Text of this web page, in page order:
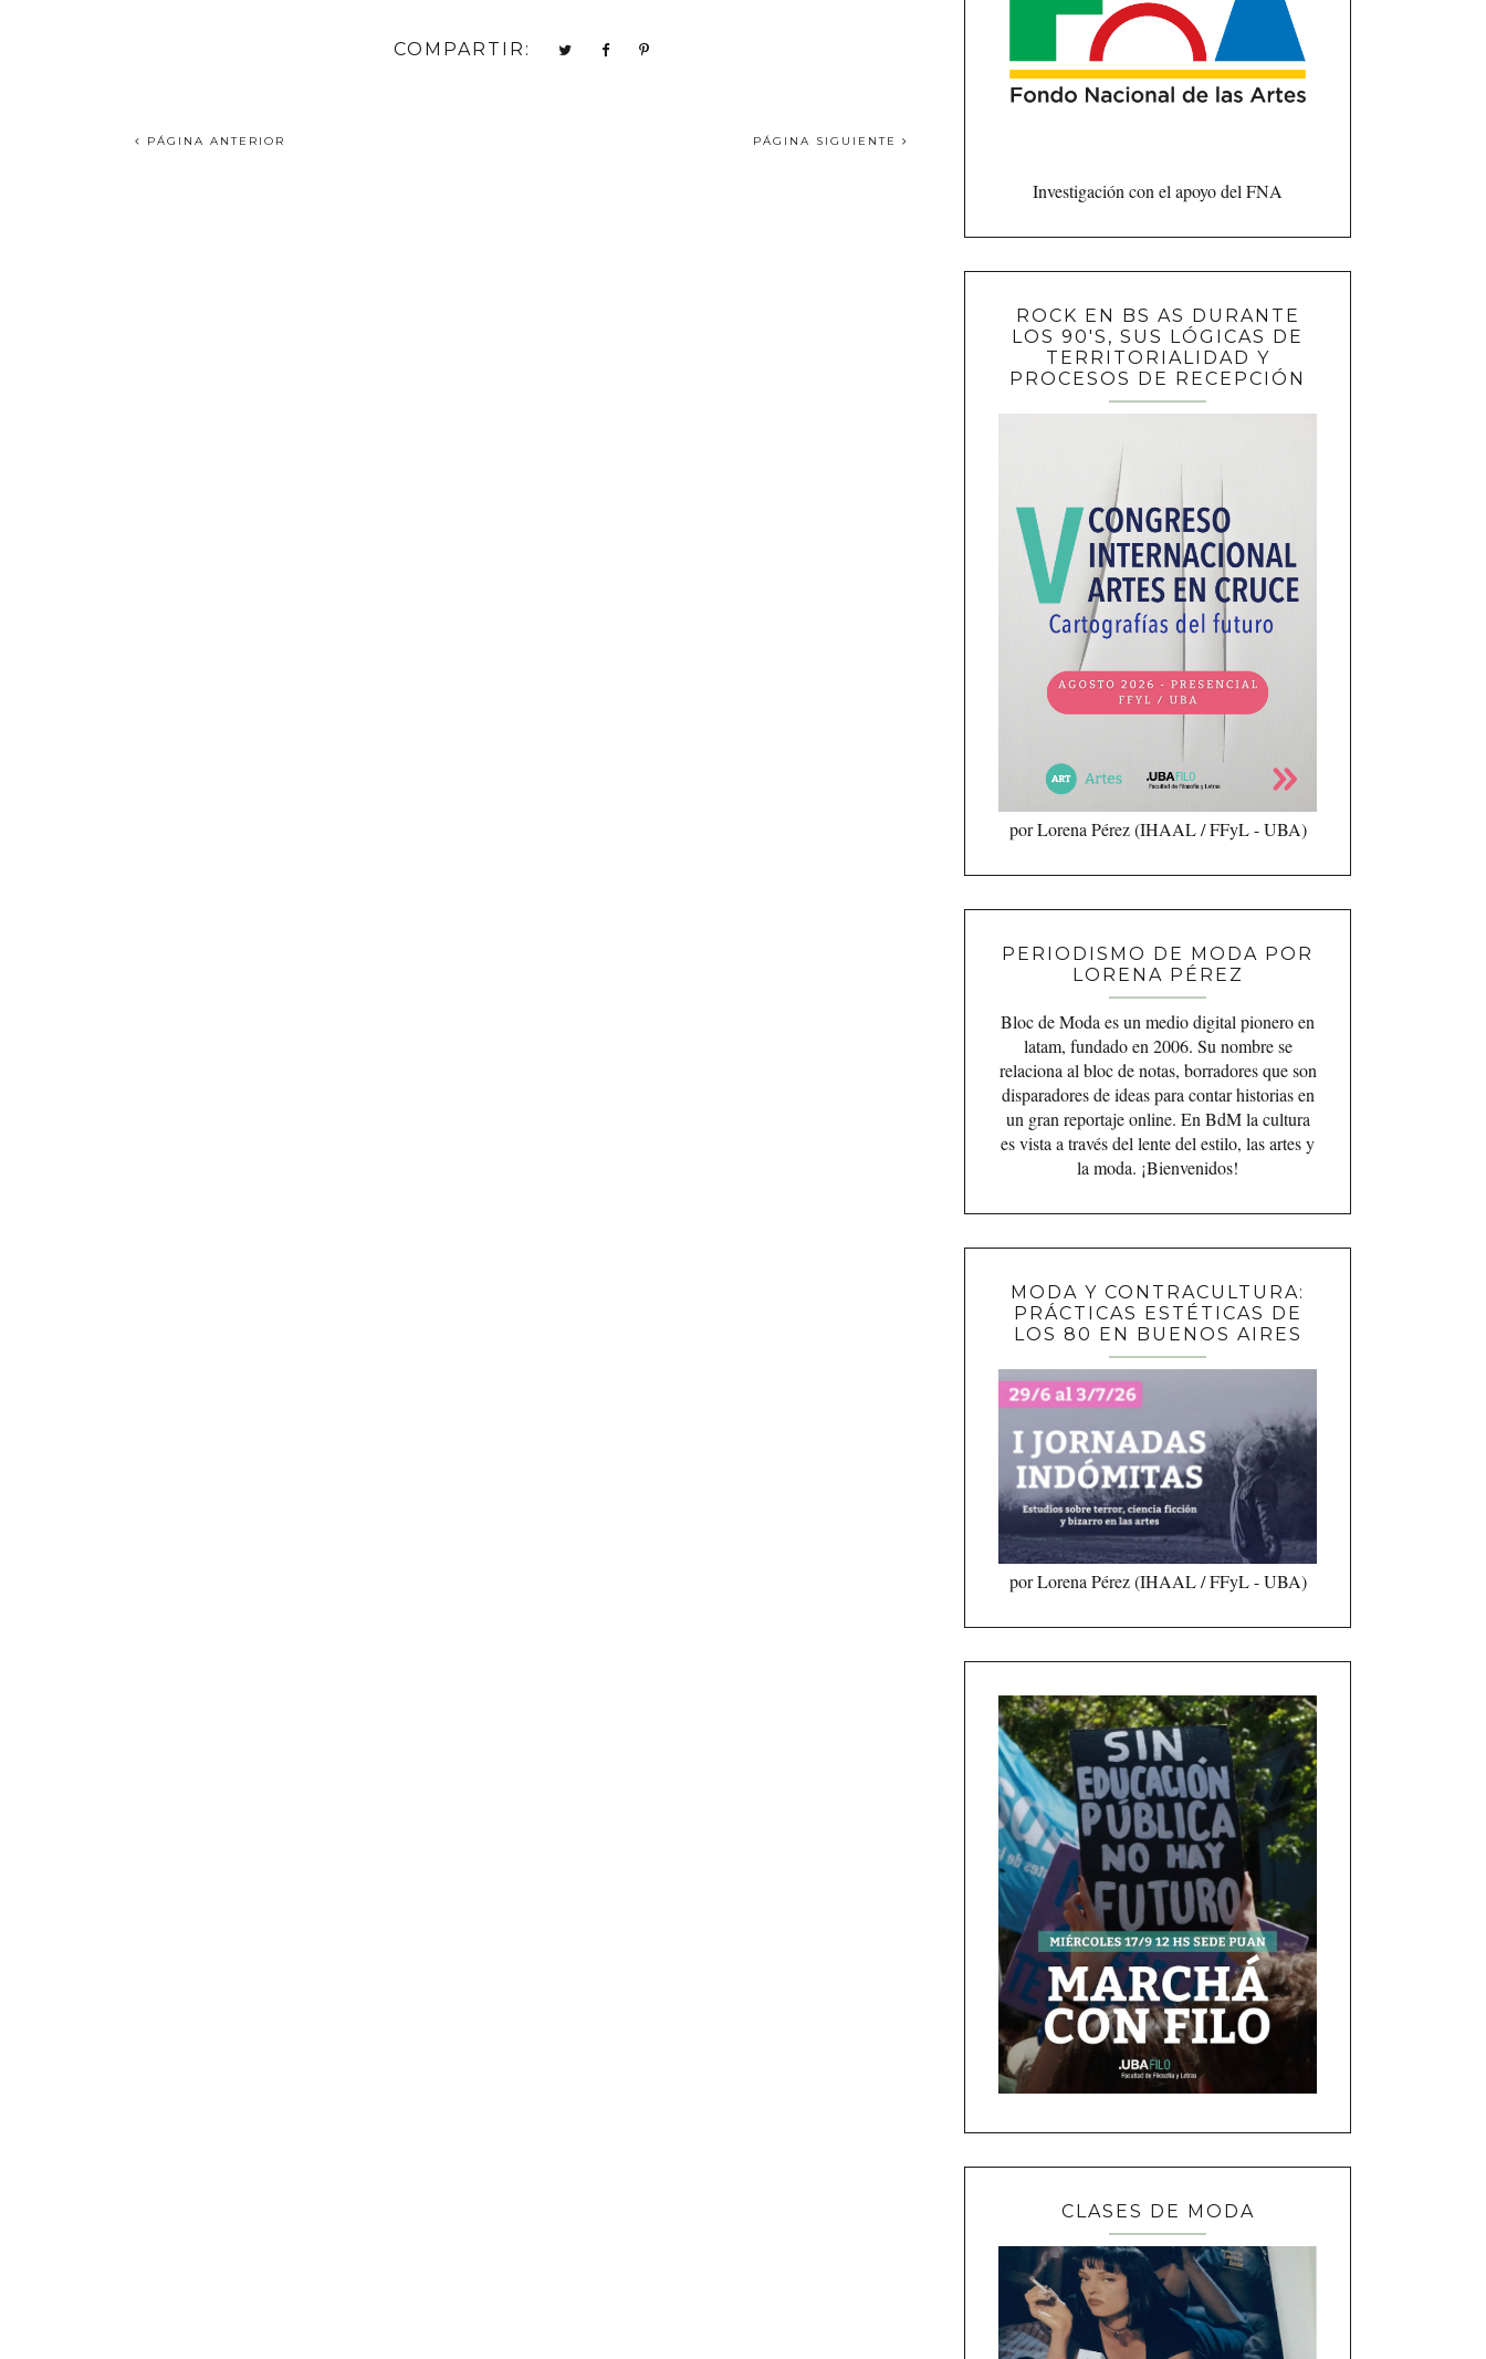
COMPARTIR:
PÁGINA ANTERIOR PÁGINA SIGUIENTE
Investigación con el apoyo del FNA
ROCK EN BS AS DURANTE
LOS 90'S, SUS LÓGICAS DE
TERRITORIALIDAD Y
PROCESOS DE RECEPCIÓN
por Lorena Pérez (IHAAL / FFyL - UBA)
PERIODISMO DE MODA POR
LORENA PÉREZ
Bloc de Moda es un medio digital pionero en
latam, fundado en 2006. Su nombre se
relaciona al bloc de notas, borradores que son
disparadores de ideas para contar historias en
un gran reportaje online. En BdM la cultura
es vista a través del lente del estilo, las artes y
la moda. ¡Bienvenidos!
MODA Y CONTRACULTURA:
PRÁCTICAS ESTÉTICAS DE
LOS 80 EN BUENOS AIRES
por Lorena Pérez (IHAAL / FFyL - UBA)
CLASES DE MODA